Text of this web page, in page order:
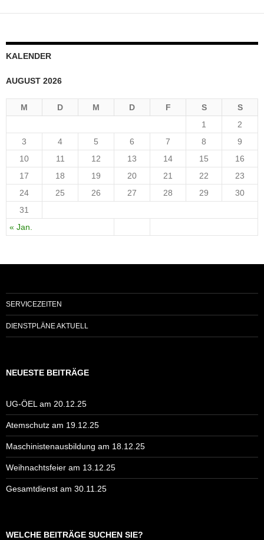
KALENDER
AUGUST 2026
M D M D F S S
« Jan.
1
2
3
4 5 6 7 8
9
10
11 12 13 14 15
16
17
18 19 20 21 22
23
24
25 26 27 28 29
30
31
SERVICEZEITEN
DIENSTPLÄNE AKTUELL
NEUESTE BEITRÄGE
UG-ÖEL am 20.12.25
Atemschutz am 19.12.25
Maschinistenausbildung am 18.12.25
Weihnachtsfeier am 13.12.25
Gesamtdienst am 30.11.25
WELCHE BEITRÄGE SUCHEN SIE?